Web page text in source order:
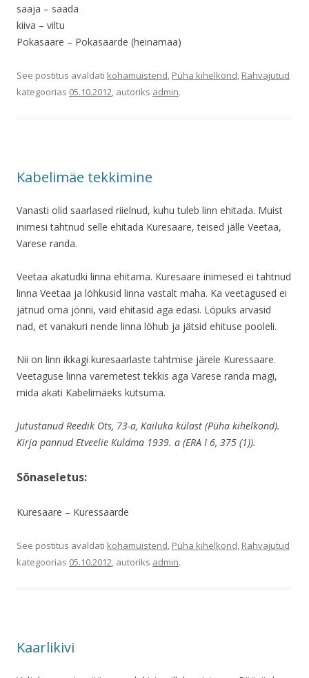
saaja – saada
kiiva – viltu
Pokasaare – Pokasaarde (heinamaa)
See postitus avaldati kohamuistend, Püha kihelkond, Rahvajutud
kategoorias 05.10.2012, autoriks admin.
Kabelimäe tekkimine
Vanasti olid saarlased riielnud, kuhu tuleb linn ehitada. Muist
inimesi tahtnud selle ehitada Kuresaare, teised jälle Veetaa,
Varese randa.
Veetaa akatudki linna ehitama. Kuresaare inimesed ei tahtnud
linna Veetaa ja löhkusid linna vastalt maha. Ka veetagused ei
jätnud oma jönni, vaid ehitasid aga edasi. Löpuks arvasid
nad, et vanakuri nende linna löhub ja jätsid ehituse pooleli.
Nii on linn ikkagi kuresaarlaste tahtmise järele Kuressaare.
Veetaguse linna varemetest tekkis aga Varese randa mägi,
mida akati Kabelimäeks kutsuma.
Jutustanud Reedik Ots, 73-a, Kailuka külast (Püha kihelkond).
Kirja pannud Etveelie Kuldma 1939. a (ERA I 6, 375 (1)).
Sõnaseletus:
Kuresaare – Kuressaarde
See postitus avaldati kohamuistend, Püha kihelkond, Rahvajutud
kategoorias 05.10.2012, autoriks admin.
Kaarlikivi